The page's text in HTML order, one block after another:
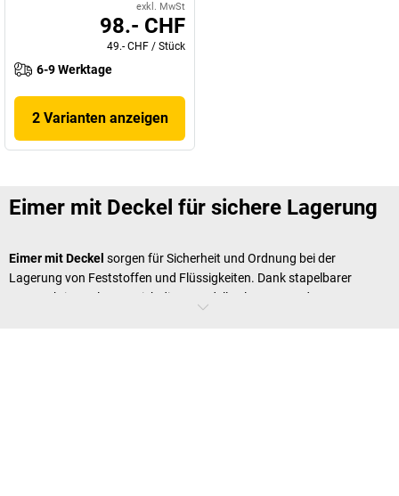
exkl. MwSt
98.- CHF
49.- CHF / Stück
6-9 Werktage
2 Varianten anzeigen
Eimer mit Deckel für sichere Lagerung
Eimer mit Deckel sorgen für Sicherheit und Ordnung bei der
Lagerung von Feststoffen und Flüssigkeiten. Dank stapelbarer
Konstruktionen lassen sich diese Modelle platzsparend verstauen.